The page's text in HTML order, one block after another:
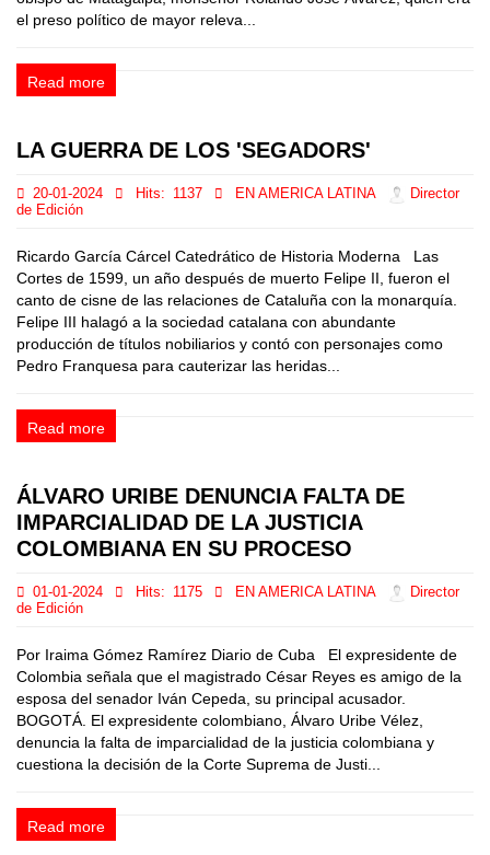
el preso político de mayor releva...
Read more
LA GUERRA DE LOS 'SEGADORS'
20-01-2024 Hits: 1137 EN AMERICA LATINA
Director
de Edición
Ricardo García Cárcel Catedrático de Historia Moderna Las
Cortes de 1599, un año después de muerto Felipe II, fueron el
canto de cisne de las relaciones de Cataluña con la monarquía.
Felipe III halagó a la sociedad catalana con abundante
producción de títulos nobiliarios y contó con personajes como
Pedro Franquesa para cauterizar las heridas...
Read more
ÁLVARO URIBE DENUNCIA FALTA DE
IMPARCIALIDAD DE LA JUSTICIA
COLOMBIANA EN SU PROCESO
01-01-2024 Hits: 1175 EN AMERICA LATINA
Director
de Edición
Por Iraima Gómez Ramírez Diario de Cuba El expresidente de
Colombia señala que el magistrado César Reyes es amigo de la
esposa del senador Iván Cepeda, su principal acusador.
BOGOTÁ. El expresidente colombiano, Álvaro Uribe Vélez,
denuncia la falta de imparcialidad de la justicia colombiana y
cuestiona la decisión de la Corte Suprema de Justi...
Read more